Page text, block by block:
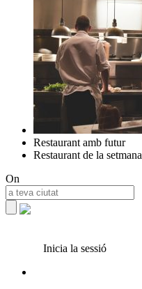
Restaurant amb futur
Restaurant de la setmana
On
Inicia la sessió